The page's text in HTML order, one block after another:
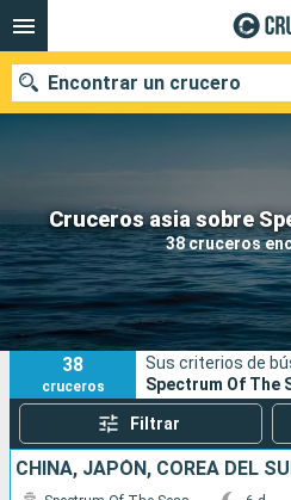
Cruceros asia sobre
38 cruceros
Encontrar un crucero
Nuestros destinos
Fecha de salida
Puertos
38
cruceros
Sus criterios de
Spectrum Of The
Filtrar
CHINA, JAPÓN, COREA DEL